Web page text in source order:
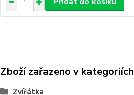
Zboží zařazeno v kategoriích
Zvířátka